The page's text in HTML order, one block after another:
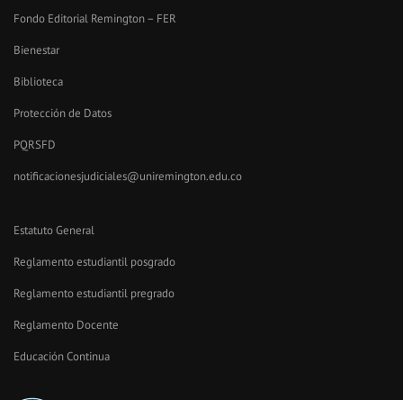
Fondo Editorial Remington – FER
Bienestar
Biblioteca
Protección de Datos
PQRSFD
notificacionesjudiciales@uniremington.edu.co
Estatuto General
Reglamento estudiantil posgrado
Reglamento estudiantil pregrado
Reglamento Docente
Educación Continua